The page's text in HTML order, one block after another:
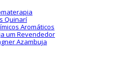
Quinarí
Aromáticos
um Revendedor
Azambuja